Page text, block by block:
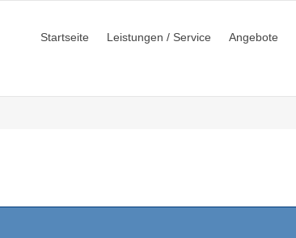
Startseite Leistungen / Service Angebote